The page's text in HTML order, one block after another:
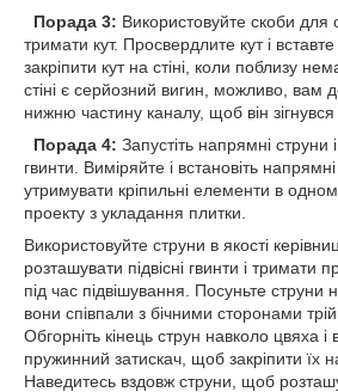
Порада 3: Використовуйте скоби для
тримати кут. Просвердлите кут і
закріпити кут на стіні, коли поблизу
стіні є серйозний вигин, можливо, вам
нижню частину каналу, щоб він зігнувся
Порада 4: Запустіть напрямні струни і
гвинти. Виміряйте і встановіть
утримувати кріпильні елементи в
проекту з укладання плитки.
Використовуйте струни в якості
розташувати підвісні гвинти і тримати
під час підвішування. Посуньте
вони співпали з бічними сторонами
Обгорніть кінець струн навколо цвяха і
пружинний затискач, щоб закріпити їх на
Наведитесь вздовж струни, щоб